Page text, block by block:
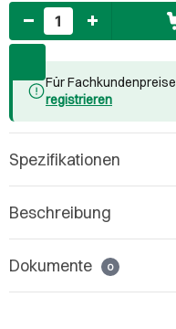
Anzahl
Für Fachkundenpreise
registrieren
Spezifikationen
Beschreibung
Dokumente 0